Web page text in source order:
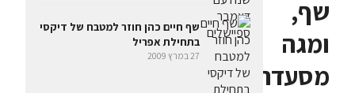
שף,
ומגה
מסעדה
שף חיים כהן חוזר למטבח של דיקסי
בתחילת אפריל
27 במרץ 2009